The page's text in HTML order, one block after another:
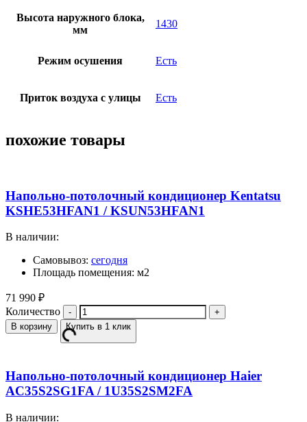
Высота наружного блока,
мм
1430
Режим осушения Есть
Приток воздуха с улицы Есть
похожие товары
Напольно-потолочный кондиционер Kentatsu
KSHE53HFAN1 / KSUN53HFAN1
В наличии:
Самовывоз: сегодня
Площадь помещения: м2
71 990 ₽
Количество
В корзину Купить в 1 клик
Напольно-потолочный кондиционер Haier
AC35S2SG1FA / 1U35S2SM2FA
В наличии: